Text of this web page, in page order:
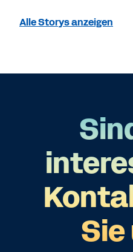
Alle Storys anzeigen
Sie